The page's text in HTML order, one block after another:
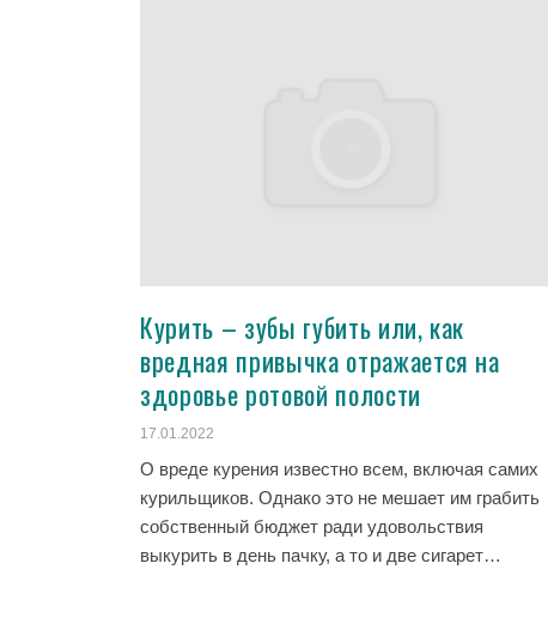
Курить – зубы губить или, как
вредная привычка отражается на
здоровье ротовой полости
17.01.2022
О вреде курения известно всем, включая самих
курильщиков. Однако это не мешает им грабить
собственный бюджет ради удовольствия
выкурить в день пачку, а то и две сигарет…